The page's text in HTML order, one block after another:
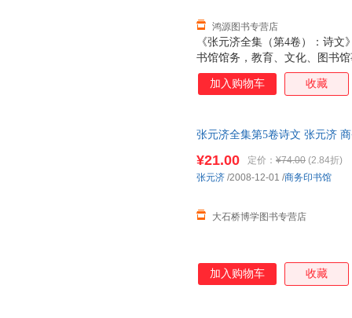
《张元济全集（第4卷）：诗
书馆馆务，教育、文化、图书
社会交往，海盐张氏宗族事务
间先后编排。写作时间无法考
生不是一位诗人，今天我们读
文》编辑时，就按诗词创作时
的一首词和少量联、题辞也一
鸿源图书专营店
加入购物车 收藏
张元济全集第5卷诗文 张元济
¥21.00 定价： ¥74.00 (2.84折)
大石桥博学图书专营店
张元济 /2008-12-01 /商务印书馆
加入购物车 收藏